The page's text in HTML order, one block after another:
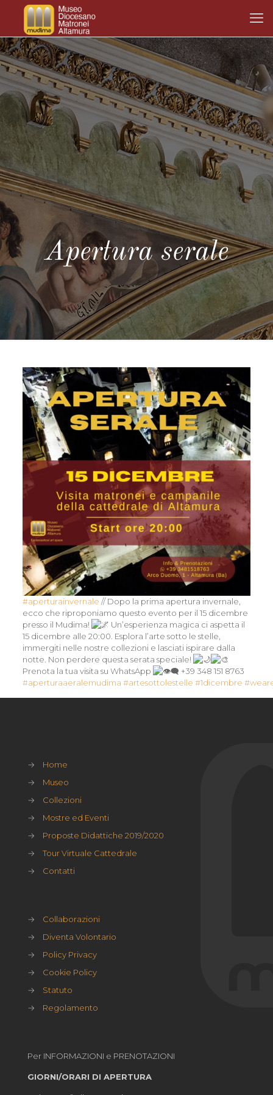
Apertura serale
#aperturainvernale // Dopo la prima apertura invernale,
ecco che riproponiamo questo evento per il 15 dicembre
presso il Mudima!
Un’esperienza magica ci aspetta il
15 dicembre alle 20:00. Esplora l’arte sotto le stelle,
immergiti nelle nostre collezioni e lasciati ispirare dalla
notte. Non perdere questa serata speciale!
Prenota la tua visita su WhatsApp
+39 348 151 8763
#aperturaaeralemudima #artesottolestelle #1dicembre
→
Home
→
Museo
→
Collezioni
→
Mostre ed Eventi
→
Proposte Didattiche 2019/2020
→
Tour Virtuale Cattedrale
→
Contatti
→
Collaborazioni
→
Diventa Volontario
→
Policy Privacy
→
Cookie Policy
→
Statuto
→
Regolamento
Per INFORMAZIONI e PRENOTAZIONI
GIORNI/ORARI DI APERTURA